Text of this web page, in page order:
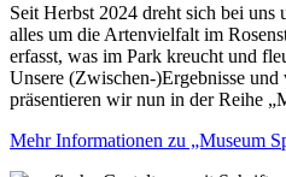
Seit Herbst 2024 dreht sich bei
alles um die Artenvielfalt im
erfasst, was im Park kreucht und
Unsere (Zwischen-)Ergebnisse
präsentieren wir nun in der Reihe
Mehr Informationen zu „Museum